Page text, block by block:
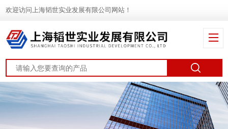
欢迎访问上海韬世实业发展有限公司网站！